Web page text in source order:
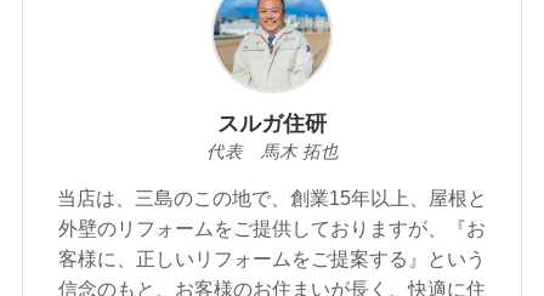
スルガ住研
代表 馬木 拓也
当店は、三島のこの地で、創業15年以上、屋根と
外壁のリフォームをご提供しておりますが、『お
客様に、正しいリフォームをご提案する』という
信念のもと、お客様のお住まいが⾧く、快適に住